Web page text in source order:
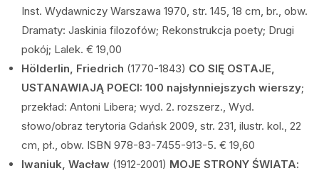
Inst. Wydawniczy Warszawa 1970, str. 145, 18 cm, br., obw.
Dramaty: Jaskinia filozofów; Rekonstrukcja poety; Drugi
pokój; Lalek. € 19,00
Hölderlin, Friedrich (1770-1843) CO SIĘ OSTAJE,
USTANAWIAJĄ POECI: 100 najsłynniejszych wierszy;
przekład: Antoni Libera; wyd. 2. rozszerz., Wyd.
słowo/obraz terytoria Gdańsk 2009, str. 231, ilustr. kol., 22
cm, pł., obw. ISBN 978-83-7455-913-5. € 19,60
Iwaniuk, Wacław (1912-2001) MOJE STRONY ŚWIATA: